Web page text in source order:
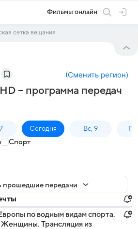
Фильмы онлайн
сетка вещания
(Сменить регион)
– программа передач
Сегодня Вс, 9
Спорт
прошедшие передачи
по водным видам спорта.
Женщины. Трансляция из